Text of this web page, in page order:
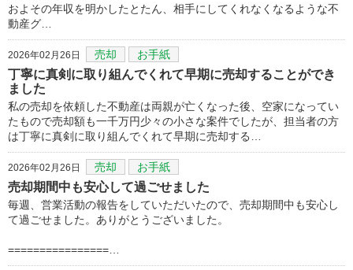
およその年収を明かしたとたん、相手にしてくれなくなるような不
動産グ…
2026年02月26日 売却 お手紙
丁寧に真剣に取り組んでくれて早期に売却することができ
ました
私の売却を依頼した不動産は両親が亡くなった後、空家になってい
たもので売却額も一千万円少々の小さな案件でしたが、担当者の方
は丁寧に真剣に取り組んでくれて早期に売却する…
2026年02月26日 売却 お手紙
売却期間中も安心して過ごせました
毎週、営業活動の報告をしていただいたので、売却期間中も安心し
て過ごせました。ありがとうございました。
================…